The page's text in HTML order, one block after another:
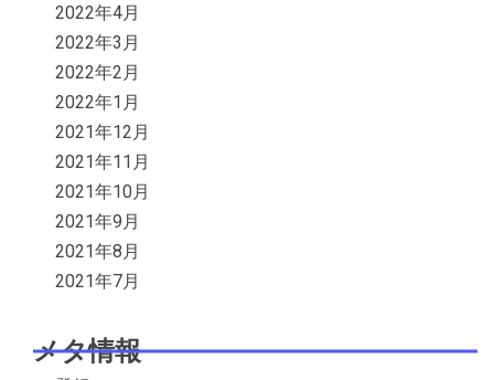
2022年4月
2022年3月
2022年2月
2022年1月
2021年12月
2021年11月
2021年10月
2021年9月
2021年8月
2021年7月
メタ情報